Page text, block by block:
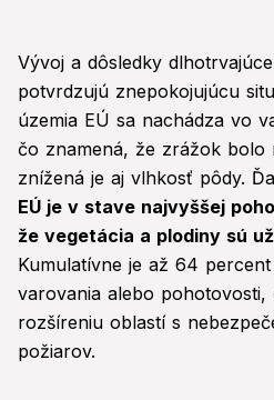
Vývoj a dôsledky
potvrdzujú znepokojujúcu
územia EÚ sa nachádza vo
čo znamená, že zrážok bolo
znížená je aj vlhkosť pôdy.
EÚ je v stave najvyššej
že vegetácia a plodiny sú
Kumulatívne je až 64
varovania alebo pohotovosti,
rozšíreniu oblastí s
požiarov.